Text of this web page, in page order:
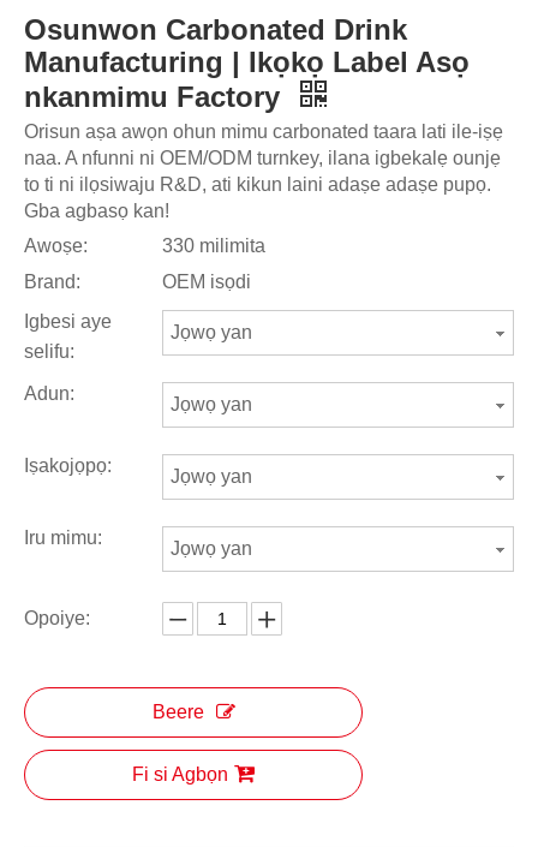
Osunwon Carbonated Drink
Manufacturing | Ikọkọ Label Asọ
nkanmimu Factory
Orisun aṣa awọn ohun mimu carbonated taara lati ile-iṣẹ
naa. A nfunni ni OEM/ODM turnkey, ilana igbekalẹ ounjẹ
to ti ni ilọsiwaju R&D, ati kikun laini adaṣe adaṣe pupọ.
Gba agbasọ kan!
Awoṣe:
330 milimita
Brand:
OEM isọdi
Igbesi aye
selifu:
Jọwọ yan
Adun:
Jọwọ yan
Iṣakojọpọ:
Jọwọ yan
Iru mimu:
Jọwọ yan
Opoiye:
Beere
Fi si Agbọn